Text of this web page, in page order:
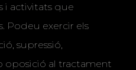
i activitats que
Podeu exercir els
supressió,
oposició al tractament